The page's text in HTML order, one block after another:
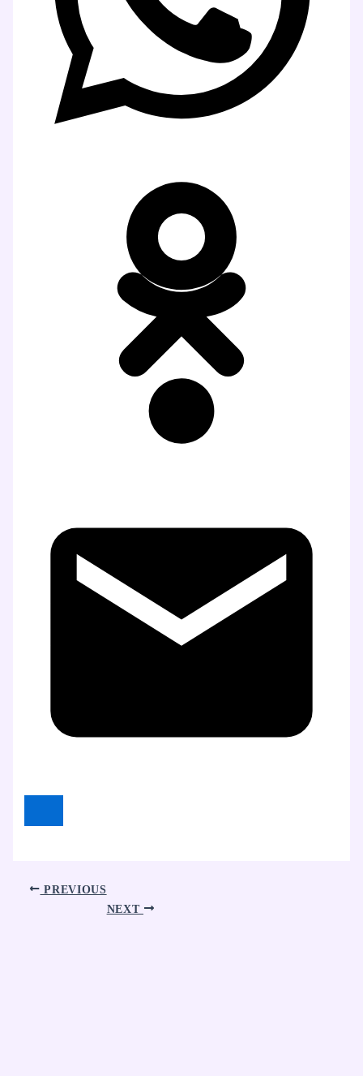
PREVIOUS
NEXT